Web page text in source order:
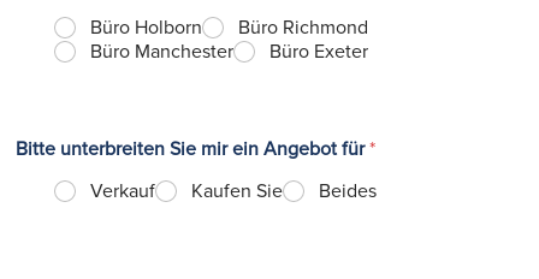
Büro Holborn
Büro Richmond
Büro Manchester
Büro Exeter
Bitte unterbreiten Sie mir ein Angebot für*
Verkauf
Kaufen Sie Beides